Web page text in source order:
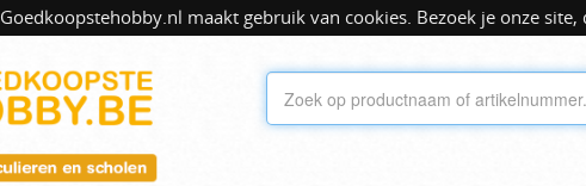
Goedkoopstehobby.nl maakt gebruik van cookies. Bezoek je onze